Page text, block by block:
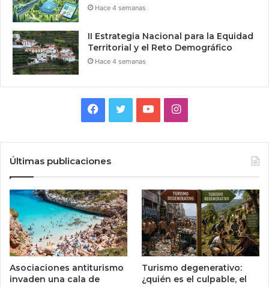
Hace 4 semanas
II Estrategia Nacional para la Equidad
Territorial y el Reto Demográfico
Hace 4 semanas
Facebook
TwitterYouTubeInstagram
Últimas publicaciones
Asociaciones antiturismo
invaden una cala de
Turismo degenerativo:
¿quién es el culpable, el